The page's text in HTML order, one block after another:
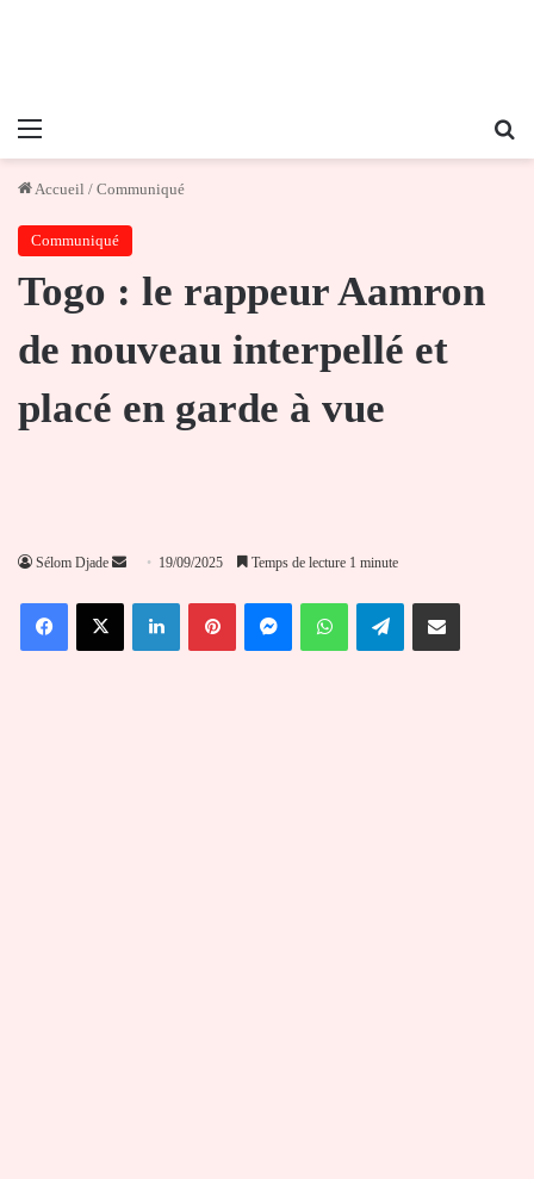
Menu
Accueil / Communiqué
Communiqué
Togo : le rappeur Aamron
de nouveau interpellé et
placé en garde à vue
Sélom Djade
Envoyer
courriel
19/09/2025 Temps de lecture 1 minute
FacebookX LinkedinPinterestMessengerWhatsAppTelegramPartager par email